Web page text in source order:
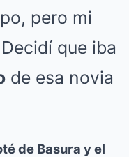
pero mi
que iba
de esa novia
de Basura y el